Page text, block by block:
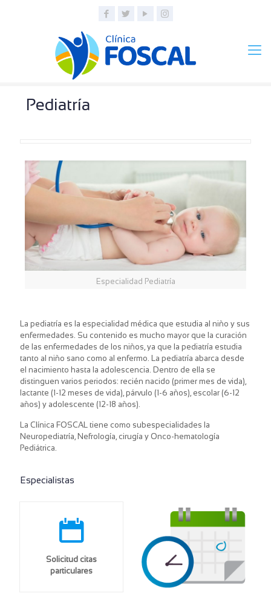
Pediatría
Especialidad Pediatría
La pediatría es la especialidad médica que estudia al niño y sus
enfermedades. Su contenido es mucho mayor que la curación
de las enfermedades de los niños, ya que la pediatría estudia
tanto al niño sano como al enfermo. La pediatría abarca desde
el nacimiento hasta la adolescencia. Dentro de ella se
distinguen varios periodos: recién nacido (primer mes de vida),
lactante (1-12 meses de vida), párvulo (1-6 años), escolar (6-12
años) y adolescente (12-18 años).
La Clínica FOSCAL tiene como subespecialidades la
Neuropediatría, Nefrología, cirugía y Onco-hematología
Pediátrica.
Especialistas
Solicitud citas
particulares